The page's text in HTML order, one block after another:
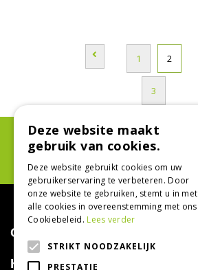
1 2
3
Contact
Handig
Deze website maakt
gebruik van cookies.
Deze website gebruikt cookies om uw
gebruikerservaring te verbeteren. Door
onze website te gebruiken, stemt u in met
alle cookies in overeenstemming met ons
Cookiebeleid. Lees verder
STRIKT NOODZAKELIJK
PRESTATIE